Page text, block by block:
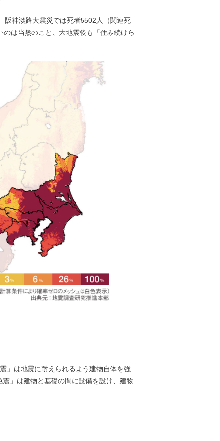
阪神淡路大震災では死者5502人（関連死
は当然のこと、大地震後も「住み続けら
」は地震に耐えられるよう建物自体を強
」は建物と基礎の間に設備を設け、建物